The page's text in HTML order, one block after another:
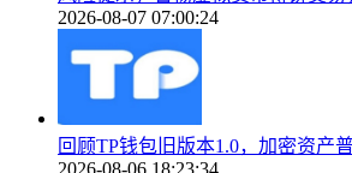
2026-08-07 07:00:24
回顾TP钱包旧版本1.0，加密资产
2026-08-06 18:23:34